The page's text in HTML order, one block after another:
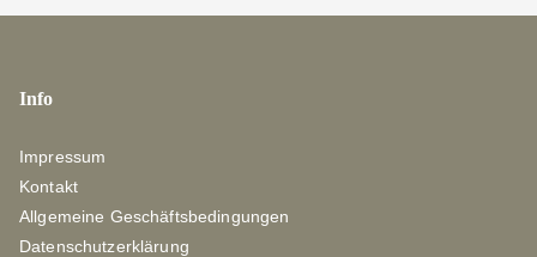
Info
Impressum
Kontakt
Allgemeine Geschäftsbedingungen
Datenschutzerklärung